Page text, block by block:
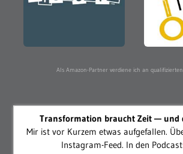
Als Amazon-Partner verdiene ich an
Transformation braucht Zeit — und
Mir ist vor Kurzem etwas aufgefallen.
Instagram-Feed. In den